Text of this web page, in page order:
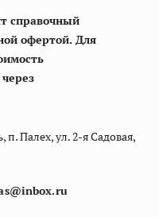
справочный
офертой. Для
п. Палех, ул. 2-я Садовая,